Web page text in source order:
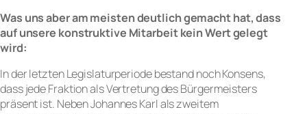
Was uns aber am meisten deutlich gemacht hat, dass
auf unsere konstruktive Mitarbeit kein Wert gelegt
wird:
In der letzten Legislaturperiode bestand noch Konsens,
dass jede Fraktion als Vertretung des Bürgermeisters
präsent ist. Neben Johannes Karl als zweitem